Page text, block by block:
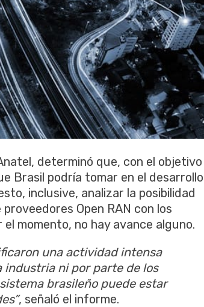
determinó que, con el objetivo
Brasil podría tomar en el desarrollo
inclusive, analizar la posibilidad
Open RAN con los
momento, no hay avance alguno.
una actividad intensa
industria ni por parte de los
brasileño puede estar
, señaló el informe.